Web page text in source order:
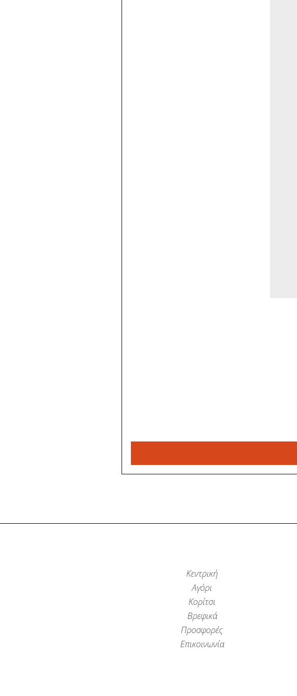
Κεντρική
Αγόρι
Κορίτσι
Βρεφικά
Προσφορές
Επικοινωνία